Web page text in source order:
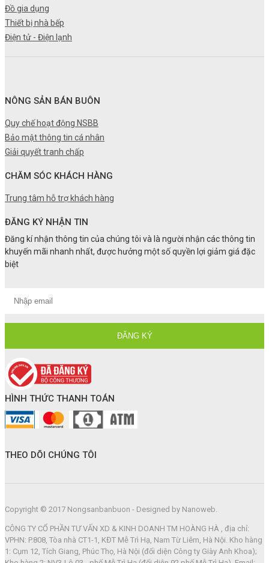
Đồ gia dụng
Thiết bị nhà bếp
Điện tử - Điện lạnh
NÔNG SẢN BÁN BUÔN
Quy chế hoạt động NSBB
Bảo mật thông tin cá nhân
Giải quyết tranh chấp
CHĂM SÓC KHÁCH HÀNG
Trung tâm hỗ trợ khách hàng
ĐĂNG KÝ NHẬN TIN
Đăng kí nhận thông tin của chúng tôi và là người nhận các thông tin
khuyến mãi nhanh nhất, được hưởng một số quyền lợi giảm giá đặc
biệt
HÌNH THỨC THANH TOÁN
THEO DÕI CHÚNG TÔI
Copyright © 2017 Nongsanbanbuon - Designed by Nanoweb.
CÔNG TY CỔ PHẦN TƯ VẤN XD & KINH DOANH TM HOÀNG HÀ , địa chỉ:
VPHN: P.808, Tòa nhà CT1-1, KĐT Mễ Trì Hạ, Nam Từ Liêm, Hà Nội. Kho hàng
1: Cụm 12, Tích Giang, Phúc Thọ, Hà Nội (đối diện Công ty Giày Anh Khoa);